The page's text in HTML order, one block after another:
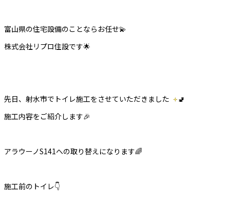
富山県の住宅設備のことならお任せ💫
株式会社リプロ住設です🌟
先日、射水市でトイレ施工をさせていただきました
🚽
施工内容をご紹介します🎉
アラウーノS141への取り替えになります🌈
施工前のトイレ👇